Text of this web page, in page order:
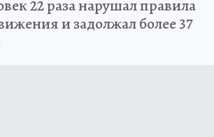
22 раза нарушал правила
и задолжал более 37